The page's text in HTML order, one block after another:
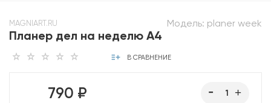
Модель: planer week
MAGNIART.RU
Планер дел на неделю А4
В СРАВНЕНИЕ
790 ₽